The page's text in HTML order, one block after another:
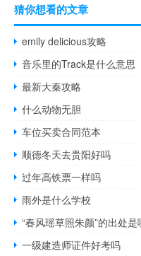
猜你想看的文章
emily delicious攻略
音乐里的Track是什么意思
最新大秦攻略
什么动物无胆
车位买卖合同范本
顺德冬天去贵阳好吗
过年高铁票一样吗
雨外是什么学校
“春风瑶草照朱颜”的出处是
一级建造师证件好考吗